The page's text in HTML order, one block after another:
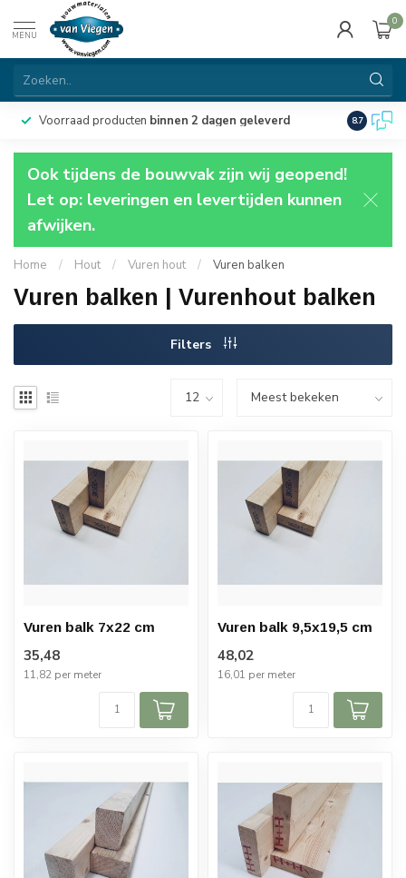
MENU
0
Voorraad producten binnen 2 dagen geleverd 8.7
Ook tijdens de bouwvak zijn wij geopend!
Let op: leveringen en levertijden kunnen
afwijken.
Home / Hout / Vuren hout / Vuren balken
Vuren balken | Vurenhout balken
Filters
Vuren balk 7x22 cm
35,48
11,82 per meter
Vuren balk 9,5x19,5 cm
48,02
16,01 per meter